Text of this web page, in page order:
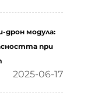
дрон модула:
при
2025-06-17